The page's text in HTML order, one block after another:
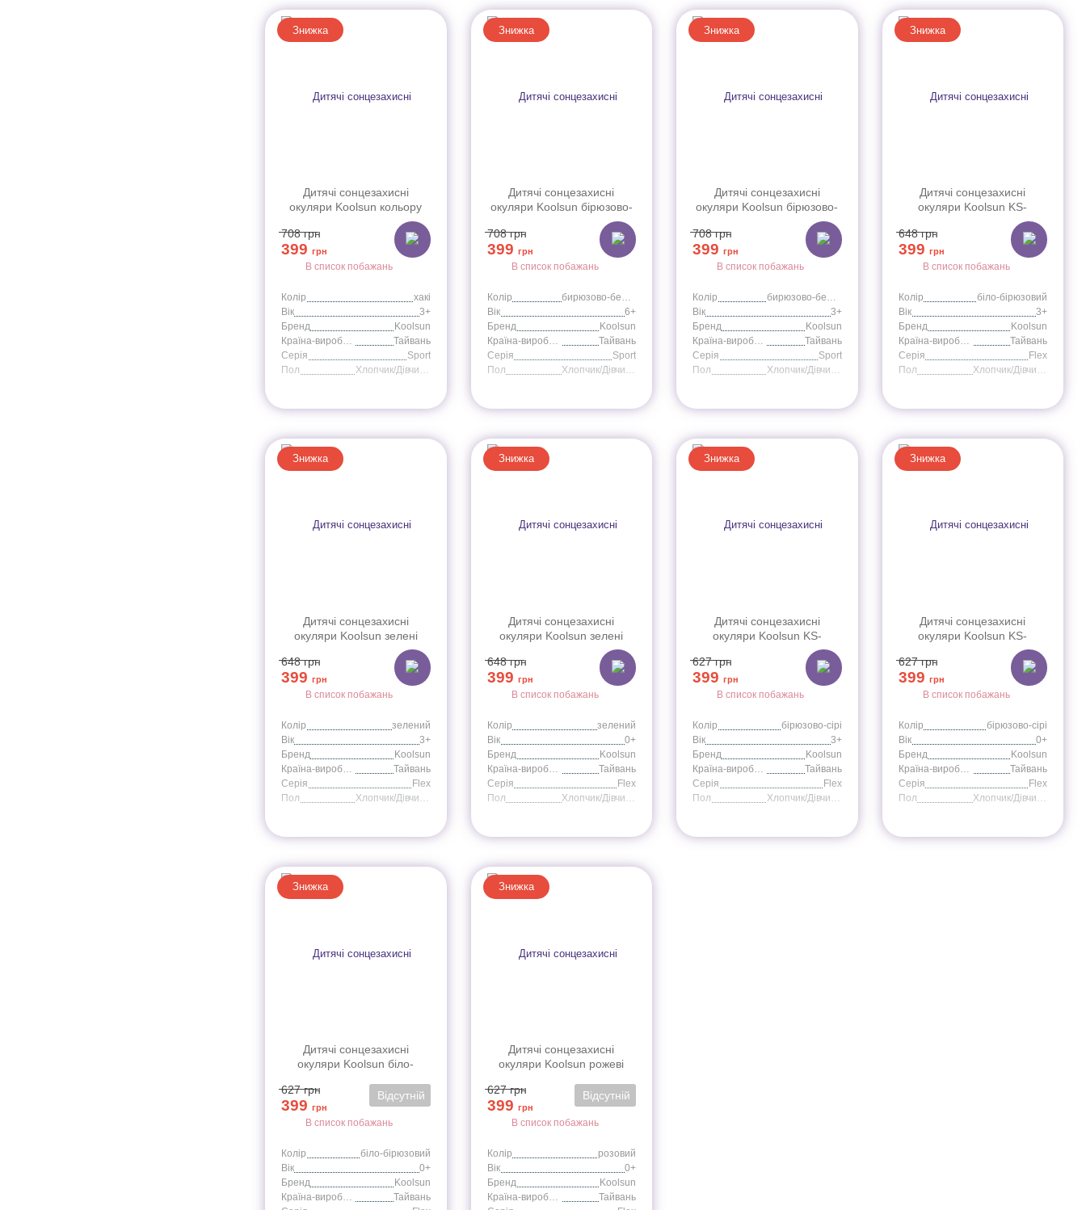
Знижка
Дитячі сонцезахисні
окуляри Koolsun кольору
хакі серії Sport (Розмір: 3+)
708грн
399 грн
В список побажань
Колір
хакі
Вік
3+
Бренд
Koolsun
Тайвань
Серія
Sport
Пол
Знижка
Дитячі сонцезахисні
окуляри Koolsun бірюзово-
білі серії Sport (Розмір: 6+)
708грн
399 грн
В список побажань
Колір
Вік
6+
Бренд
Koolsun
Країна-виробник
Тайвань
Серія
Sport
Пол
Знижка
Дитячі сонцезахисні
окуляри Koolsun бірюзово-
білі серії Sport (Розмір: 3+)
708грн
399 грн
В список побажань
Колір
Вік
3+
Бренд
Koolsun
Тайвань
Серія
Sport
Пол
Знижка
Дитячі сонцезахисні
окуляри Koolsun KS-
FLWA003 біло-бірюзові
серії Flex (Розмір: 3+)
648грн
399 грн
В список побажань
Колір
біло-бірюзовий
Вік
3+
Бренд
Koolsun
Країна-виробник
Тайвань
Серія
Flex
Пол
Знижка
Дитячі сонцезахисні
окуляри Koolsun зелені
серії Flex (Розмір: 3+)
648грн
399 грн
В список побажань
Колір
зелений
Вік
3+
Бренд
Koolsun
Країна-виробник
Тайвань
Серія
Flex
Пол
Хлопчик/Дівчинка
Знижка
Дитячі сонцезахисні
окуляри Koolsun зелені
серії Flex (Розмір: 0+)
648грн
399 грн
В список побажань
Колір
зелений
Вік
0+
Бренд
Koolsun
Країна-виробник
Тайвань
Серія
Flex
Пол
Хлопчик/Дівчинка
Знижка
Дитячі сонцезахисні
окуляри Koolsun KS-
FLAG003 бірюзово-сірі серії
Flex (Розмір: 3+)
627грн
399 грн
В список побажань
Колір
бірюзово-сірі
Вік
3+
Бренд
Koolsun
Країна-виробник
Тайвань
Серія
Flex
Пол
Хлопчик/Дівчинка
Знижка
Дитячі сонцезахисні
окуляри Koolsun KS-
FLAG000 бірюзово-сірі серії
Flex (Розмір: 0+)
627грн
399 грн
В список побажань
Колір
бірюзово-сірі
Вік
0+
Бренд
Koolsun
Країна-виробник
Тайвань
Серія
Flex
Пол
Хлопчик/Дівчинка
Знижка
Дитячі сонцезахисні
окуляри Koolsun біло-
627грн
399 грн
Відсутній
В список побажань
Колір
біло-бірюзовий
Вік
0+
Бренд
Koolsun
Країна-виробник
Тайвань
Знижка
Дитячі сонцезахисні
окуляри Koolsun рожеві
627грн
399 грн
Відсутній
В список побажань
Колір
розовий
Вік
0+
Бренд
Koolsun
Країна-виробник
Тайвань